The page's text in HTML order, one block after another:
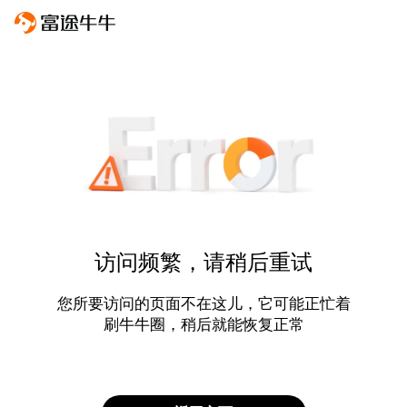
访问频繁，请稍后重试
您所要访问的页面不在这儿，它可能正忙着
刷牛牛圈，稍后就能恢复正常